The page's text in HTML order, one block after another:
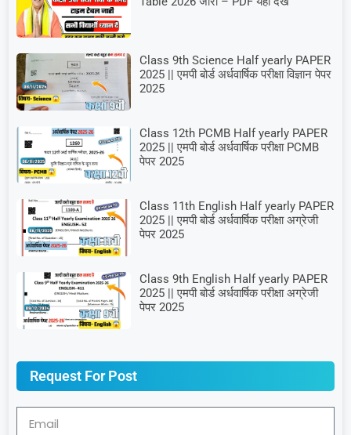
Class 9th Science Half yearly PAPER
2025 || एमपी बोर्ड अर्धवार्षिक परीक्षा विज्ञान पेपर
2025
Class 12th PCMB Half yearly PAPER
2025 || एमपी बोर्ड अर्धवार्षिक परीक्षा PCMB
पेपर 2025
Class 11th English Half yearly PAPER
2025 || एमपी बोर्ड अर्धवार्षिक परीक्षा अग्रेजी
पेपर 2025
Class 9th English Half yearly PAPER
2025 || एमपी बोर्ड अर्धवार्षिक परीक्षा अग्रेजी
पेपर 2025
Request For Post